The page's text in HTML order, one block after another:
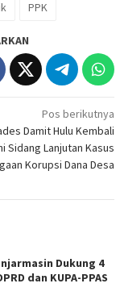
PPK
Pos berikutnya
Damit Hulu Kembali
Sidang Lanjutan Kasus
Korupsi Dana Desa
Dukung 4
dan KUPA-PPAS